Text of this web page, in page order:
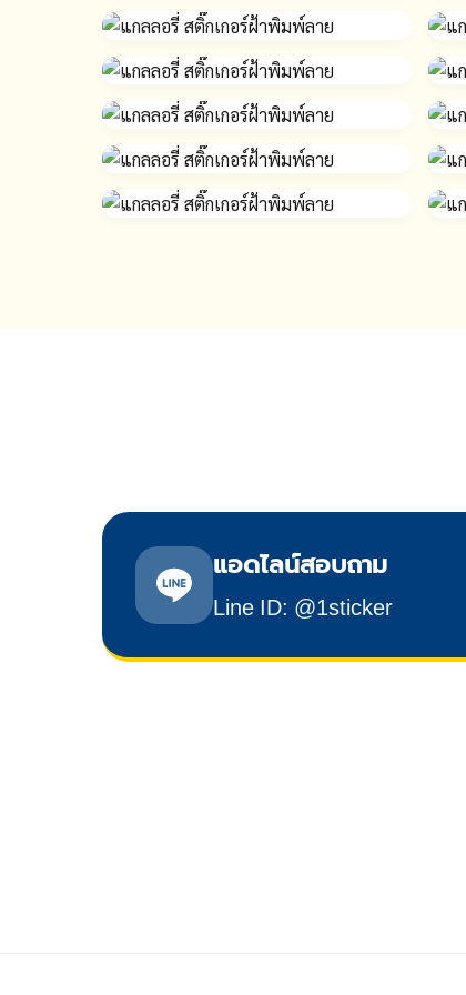
แอดไลน์สอบถาม
Line ID: @1sticker